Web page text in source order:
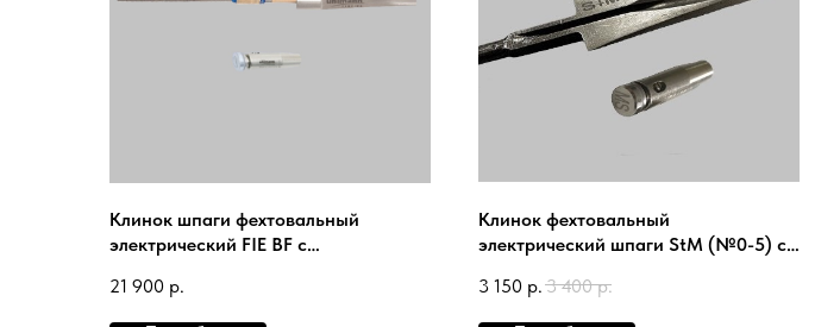
Клинок шпаги фехтовальный
электрический FIE BF c
21 900 р.
Клинок фехтовальный
электрический шпаги StM (№0-5) с
New
3 150 р. 3 400 р.